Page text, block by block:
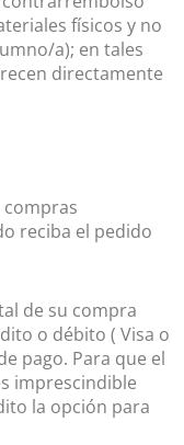
físicos y no
a); en tales
directamente
reciba el pedido
de su compra
o débito ( Visa o
pago. Para que el
imprescindible
la opción para